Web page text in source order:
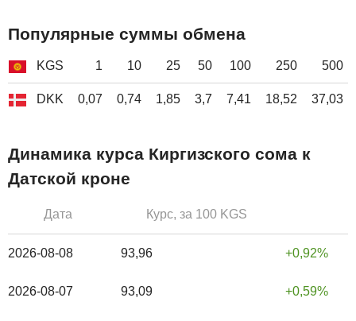
Популярные суммы обмена
KGS 1 10 25 50 100 250 500
DKK 0,07 0,74 1,85 3,7 7,41 18,52 37,03
Динамика курса Киргизского сома к
Датской кроне
Дата Курс, за 100 KGS
2026-08-08 93,96 0,92%
2026-08-07 93,09 0,59%